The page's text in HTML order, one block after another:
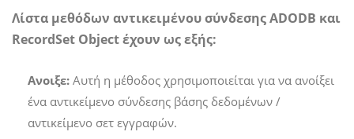
Λίστα μεθόδων αντικειμένου σύνδεσης ADODB και
RecordSet Object έχουν ως εξής:
Ανοιξε: Αυτή η μέθοδος χρησιμοποιείται για να ανοίξει
ένα αντικείμενο σύνδεσης βάσης δεδομένων /
αντικείμενο σετ εγγραφών.